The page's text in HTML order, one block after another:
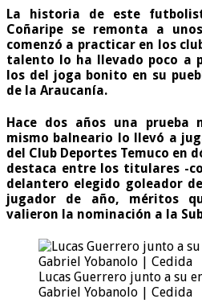
La historia de este
Coñaripe se remonta a
comenzó a practicar en los
talento lo ha llevado poco a
los del joga bonito en su
de la Araucanía.
Hace dos años una prueba
mismo balneario lo llevó a
del Club Deportes Temuco en
destaca entre los titulares -
delantero elegido goleador
jugador de año, méritos
valieron la nominación a la
Lucas Guerrero junto a su
Gabriel Yobanolo | Cedida